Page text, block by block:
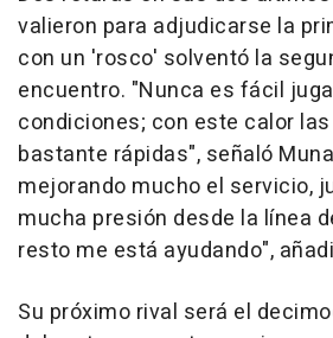
valieron para adjudicarse la
con un 'rosco' solventó la
encuentro. "Nunca es fácil
condiciones; con este calor
bastante rápidas", señaló
mejorando mucho el servicio,
mucha presión desde la línea
resto me está ayudando",
Su próximo rival será el